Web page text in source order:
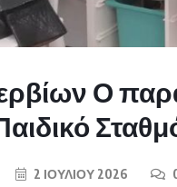
Ο
2 ΙΟΥΛΊΟΥ 2026